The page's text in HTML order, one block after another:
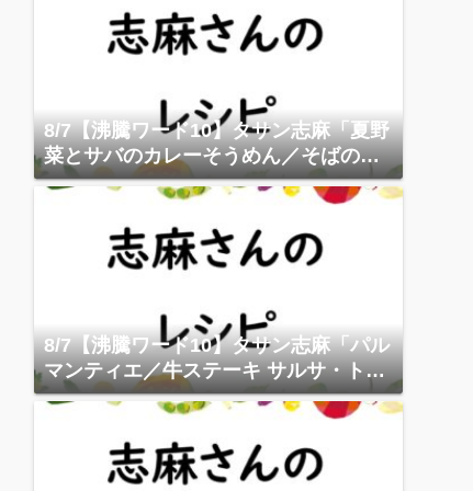
8/7【沸騰ワード10】タサン志麻「夏野
菜とサバのカレーそうめん／そばのサ
ラダニーソワーズ」
8/7【沸騰ワード10】タサン志麻「パル
マンティエ／牛ステーキ サルサ・トン
ナータ」